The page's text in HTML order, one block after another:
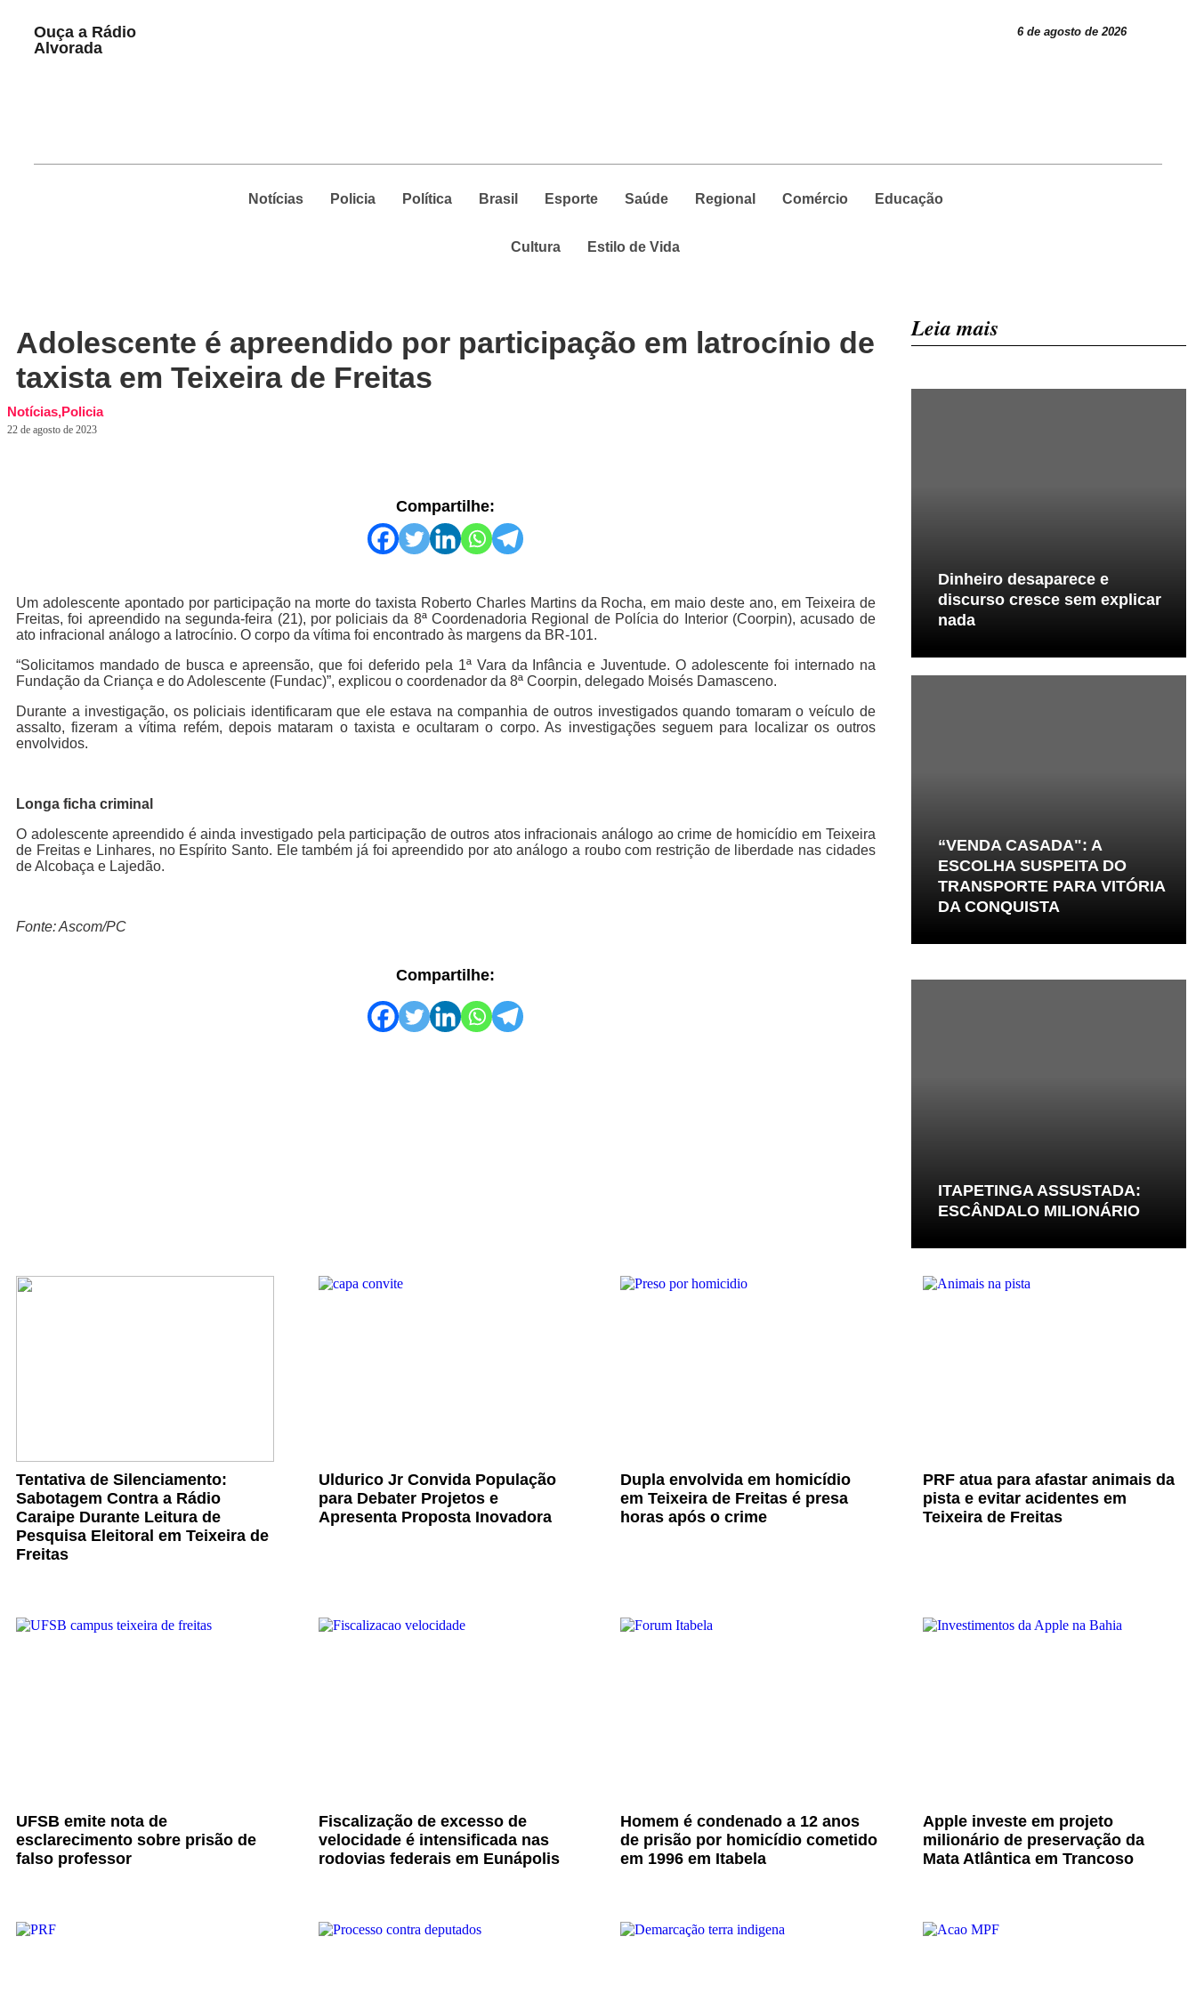
Ouça a Rádio
Alvorada
6 de agosto de 2026
Notícias Policia Política Brasil Esporte Saúde Regional Comércio Educação
Cultura Estilo de Vida
Adolescente é apreendido por participação em latrocínio de
taxista em Teixeira de Freitas
Notícias,Policia
22 de agosto de 2023
Compartilhe:
Um adolescente apontado por participação na morte do taxista Roberto Charles Martins da Rocha, em maio deste ano, em Teixeira de
Freitas, foi apreendido na segunda-feira (21), por policiais da 8ª Coordenadoria Regional de Polícia do Interior (Coorpin), acusado de
ato infracional análogo a latrocínio. O corpo da vítima foi encontrado às margens da BR-101.
“Solicitamos mandado de busca e apreensão, que foi deferido pela 1ª Vara da Infância e Juventude. O adolescente foi internado na
Fundação da Criança e do Adolescente (Fundac)”, explicou o coordenador da 8ª Coorpin, delegado Moisés Damasceno.
Durante a investigação, os policiais identificaram que ele estava na companhia de outros investigados quando tomaram o veículo de
assalto, fizeram a vítima refém, depois mataram o taxista e ocultaram o corpo. As investigações seguem para localizar os outros
envolvidos.
Longa ficha criminal
O adolescente apreendido é ainda investigado pela participação de outros atos infracionais análogo ao crime de homicídio em Teixeira
de Freitas e Linhares, no Espírito Santo. Ele também já foi apreendido por ato análogo a roubo com restrição de liberdade nas cidades
de Alcobaça e Lajedão.
Fonte: Ascom/PC
Compartilhe:
Leia mais
Dinheiro desaparece e
discurso cresce sem explicar
nada
“VENDA CASADA": A
ESCOLHA SUSPEITA DO
TRANSPORTE PARA VITÓRIA
DA CONQUISTA
ITAPETINGA ASSUSTADA:
ESCÂNDALO MILIONÁRIO
Tentativa de Silenciamento:
Sabotagem Contra a Rádio
Caraipe Durante Leitura de
Pesquisa Eleitoral em Teixeira de
Freitas
Uldurico Jr Convida População
para Debater Projetos e
Apresenta Proposta Inovadora
Dupla envolvida em homicídio
em Teixeira de Freitas é presa
horas após o crime
PRF atua para afastar animais da
pista e evitar acidentes em
Teixeira de Freitas
UFSB emite nota de
esclarecimento sobre prisão de
falso professor
Fiscalização de excesso de
velocidade é intensificada nas
rodovias federais em Eunápolis
Homem é condenado a 12 anos
de prisão por homicídio cometido
em 1996 em Itabela
Apple investe em projeto
milionário de preservação da
Mata Atlântica em Trancoso